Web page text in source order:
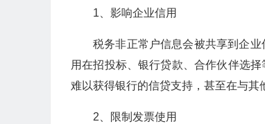
1、影响企业信用
税务非正常户信息会被共享到企
用在招投标、银行贷款、合作伙伴选
难以获得银行的信贷支持，甚至在与其
2、限制发票使用